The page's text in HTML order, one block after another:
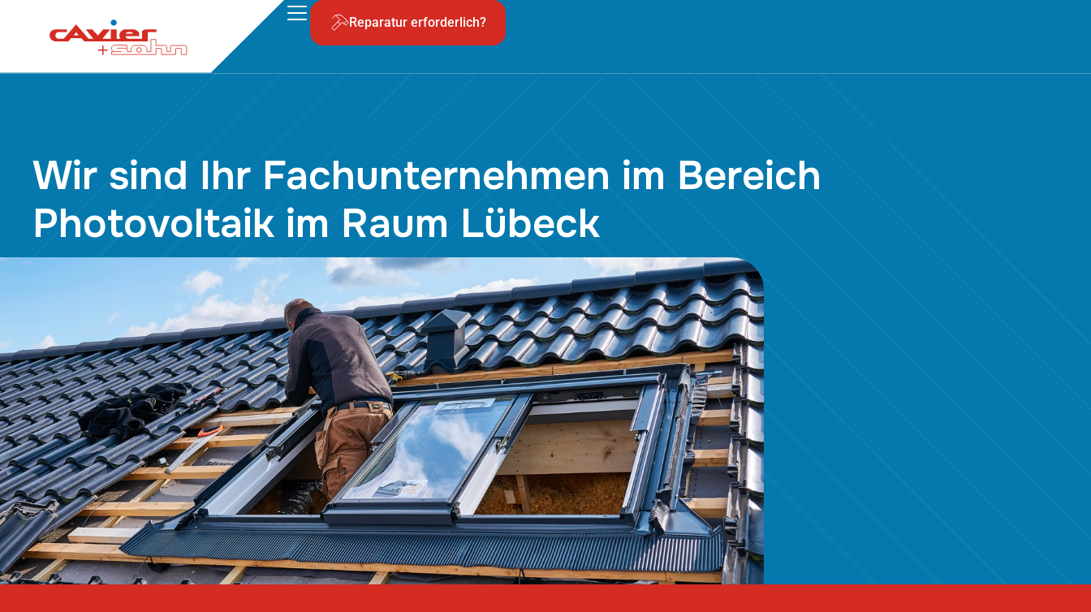
Reparatur erforderlich?
Wir sind Ihr Fachunternehmen im Bereich
Photovoltaik im Raum Lübeck